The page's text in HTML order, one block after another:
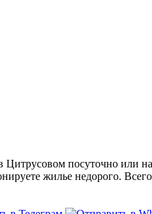
посуточно или
жилье недорого. Всего